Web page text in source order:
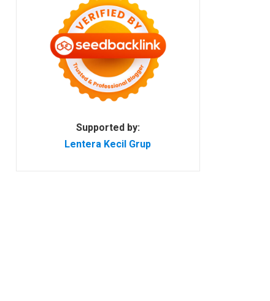
Supported by:
Lentera Kecil Grup